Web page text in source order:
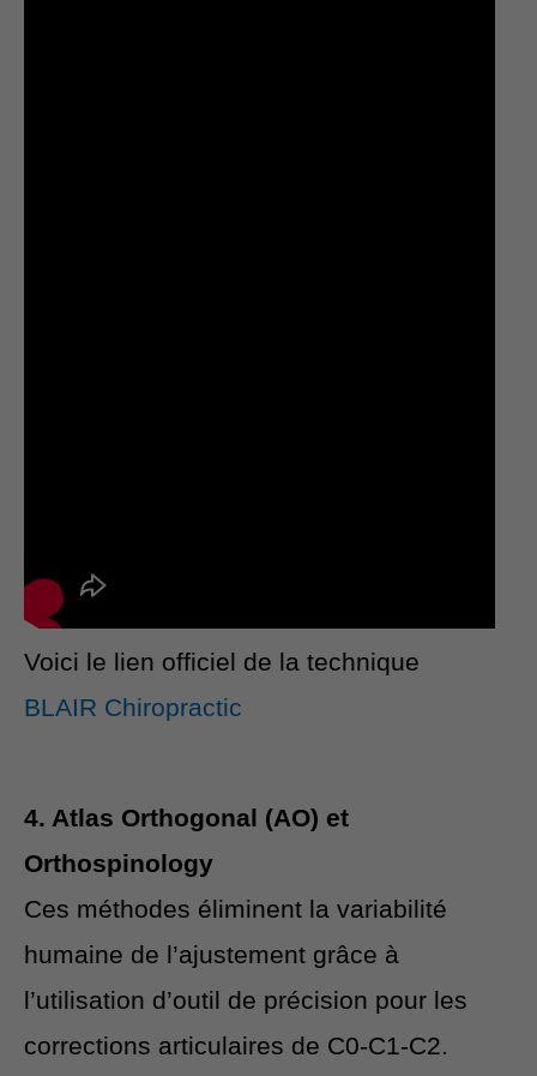
Voici le lien officiel de la technique
BLAIR Chiropractic
4. Atlas Orthogonal (AO) et
Orthospinology
Ces méthodes éliminent la variabilité
humaine de l’ajustement grâce à
l’utilisation d’outil de précision pour les
corrections articulaires de C0-C1-C2.